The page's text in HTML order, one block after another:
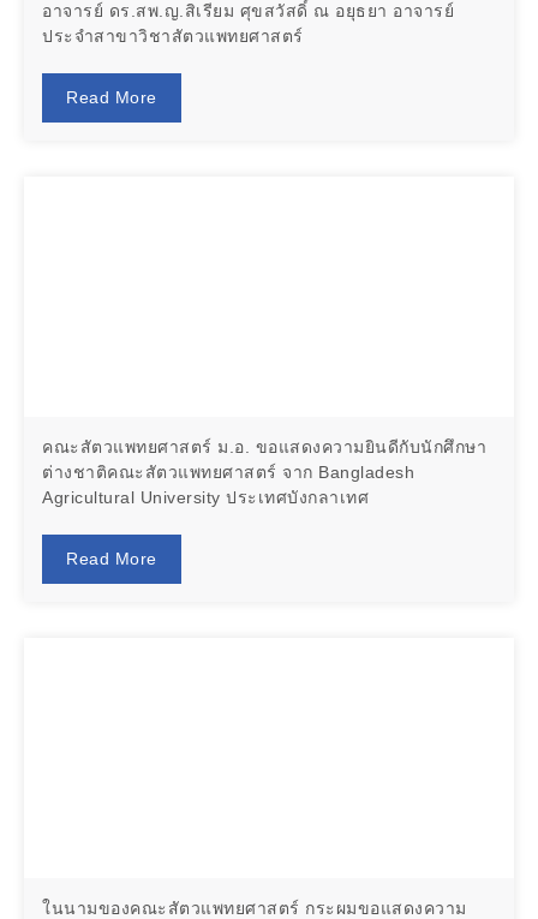
อาจารย์ ดร.สพ.ญ.สิเรียม ศุขสวัสดิ์ ณ อยุธยา อาจารย์
ประจำสาขาวิชาสัตวแพทยศาสตร์
Read More
คณะสัตวแพทยศาสตร์ ม.อ. ขอแสดงความยินดีกับนักศึกษา
ต่างชาติคณะสัตวแพทยศาสตร์ จาก Bangladesh
Agricultural University ประเทศบังกลาเทศ
Read More
ในนามของคณะสัตวแพทยศาสตร์ กระผมขอแสดงความ